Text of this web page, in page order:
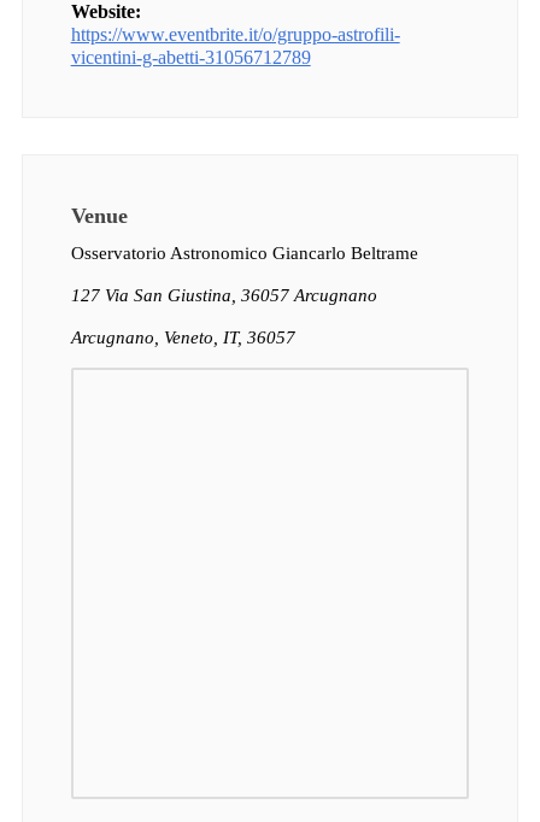
Website:
https://www.eventbrite.it/o/gruppo-astrofili-
vicentini-g-abetti-31056712789
Venue
Osservatorio Astronomico Giancarlo Beltrame
127 Via San Giustina, 36057 Arcugnano
Arcugnano, Veneto, IT, 36057